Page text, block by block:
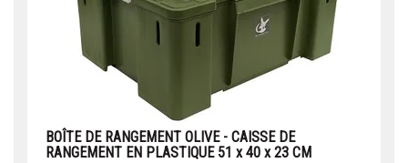
BOÎTE DE RANGEMENT OLIVE - CAISSE DE
RANGEMENT EN PLASTIQUE 51 x 40 x 23 CM